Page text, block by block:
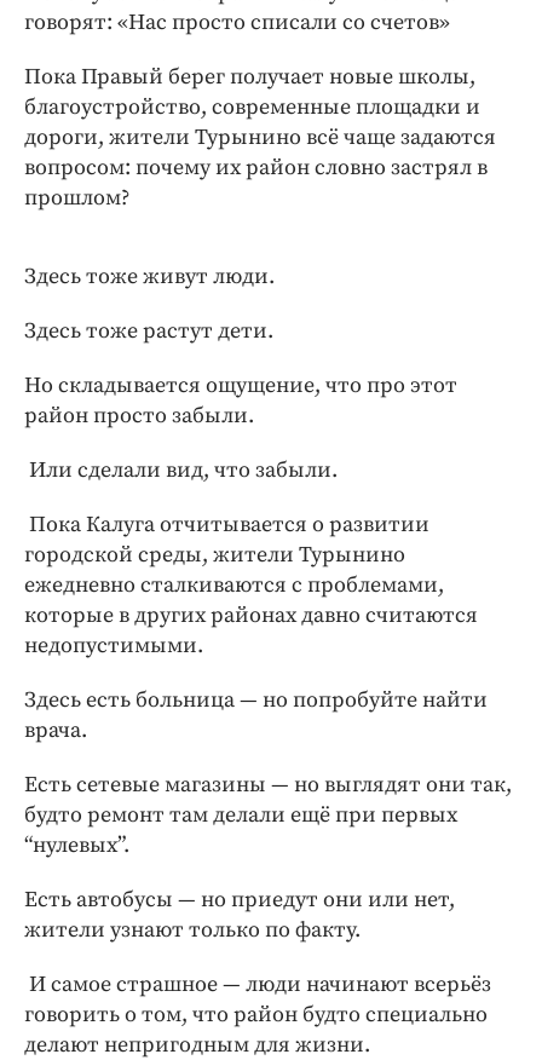
Интересное чтиво
Клиника года
Бренд года
Работодатель года
говорят: «Нас просто списали со счетов»
Пока Правый берег получает новые школы,
благоустройство, современные площадки и
дороги, жители Турынино всё чаще задаются
вопросом: почему их район словно застрял в
прошлом?
Здесь тоже живут люди.
Здесь тоже растут дети.
Но складывается ощущение, что про этот
район просто забыли.
Или сделали вид, что забыли.
Пока Калуга отчитывается о развитии
городской среды, жители Турынино
ежедневно сталкиваются с проблемами,
которые в других районах давно считаются
недопустимыми.
Здесь есть больница — но попробуйте найти
врача.
Есть сетевые магазины — но выглядят они так,
будто ремонт там делали ещё при первых
“нулевых”.
Есть автобусы — но приедут они или нет,
жители узнают только по факту.
И самое страшное — люди начинают всерьёз
говорить о том, что район будто специально
делают непригодным для жизни.